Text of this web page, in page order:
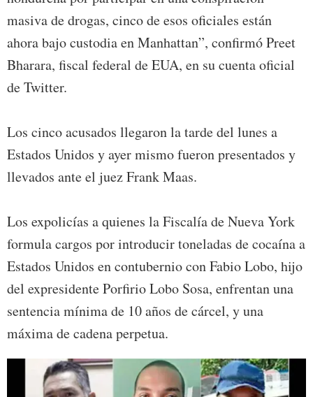
masiva de drogas, cinco de esos oficiales están
ahora bajo custodia en Manhattan”, confirmó Preet
Bharara, fiscal federal de EUA, en su cuenta oficial
de Twitter.
Los cinco acusados llegaron la tarde del lunes a
Estados Unidos y ayer mismo fueron presentados y
llevados ante el juez Frank Maas.
Los expolicías a quienes la Fiscalía de Nueva York
formula cargos por introducir toneladas de cocaína a
Estados Unidos en contubernio con Fabio Lobo, hijo
del expresidente Porfirio Lobo Sosa, enfrentan una
sentencia mínima de 10 años de cárcel, y una
máxima de cadena perpetua.